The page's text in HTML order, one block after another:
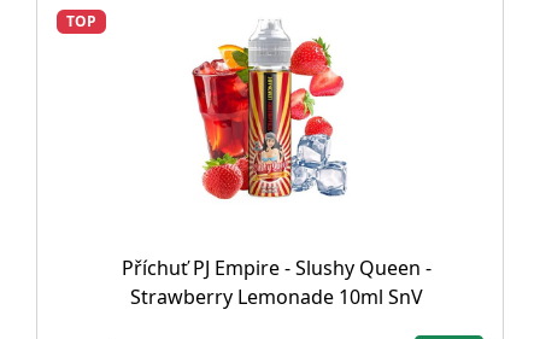
TOP
Příchuť PJ Empire - Slushy Queen -
Strawberry Lemonade 10ml SnV